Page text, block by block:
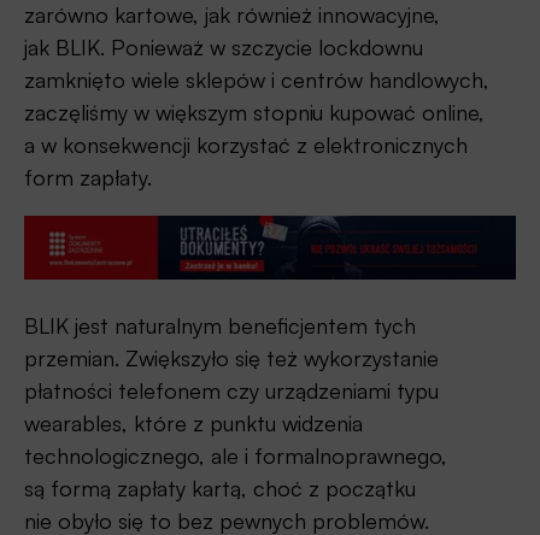
zarówno kartowe, jak również innowacyjne,
jak BLIK. Ponieważ w szczycie lockdownu
zamknięto wiele sklepów i centrów handlowych,
zaczęliśmy w większym stopniu kupować online,
a w konsekwencji korzystać z elektronicznych
form zapłaty.
BLIK jest naturalnym beneficjentem tych
przemian. Zwiększyło się też wykorzystanie
płatności telefonem czy urządzeniami typu
wearables, które z punktu widzenia
technologicznego, ale i formalnoprawnego,
są formą zapłaty kartą, choć z początku
nie obyło się to bez pewnych problemów.